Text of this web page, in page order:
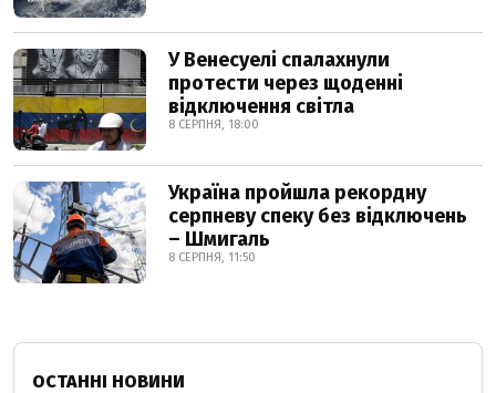
У Венесуелі спалахнули
протести через щоденні
відключення світла
8 СЕРПНЯ, 18:00
Україна пройшла рекордну
серпневу спеку без відключень
– Шмигаль
8 СЕРПНЯ, 11:50
ОСТАННІ НОВИНИ